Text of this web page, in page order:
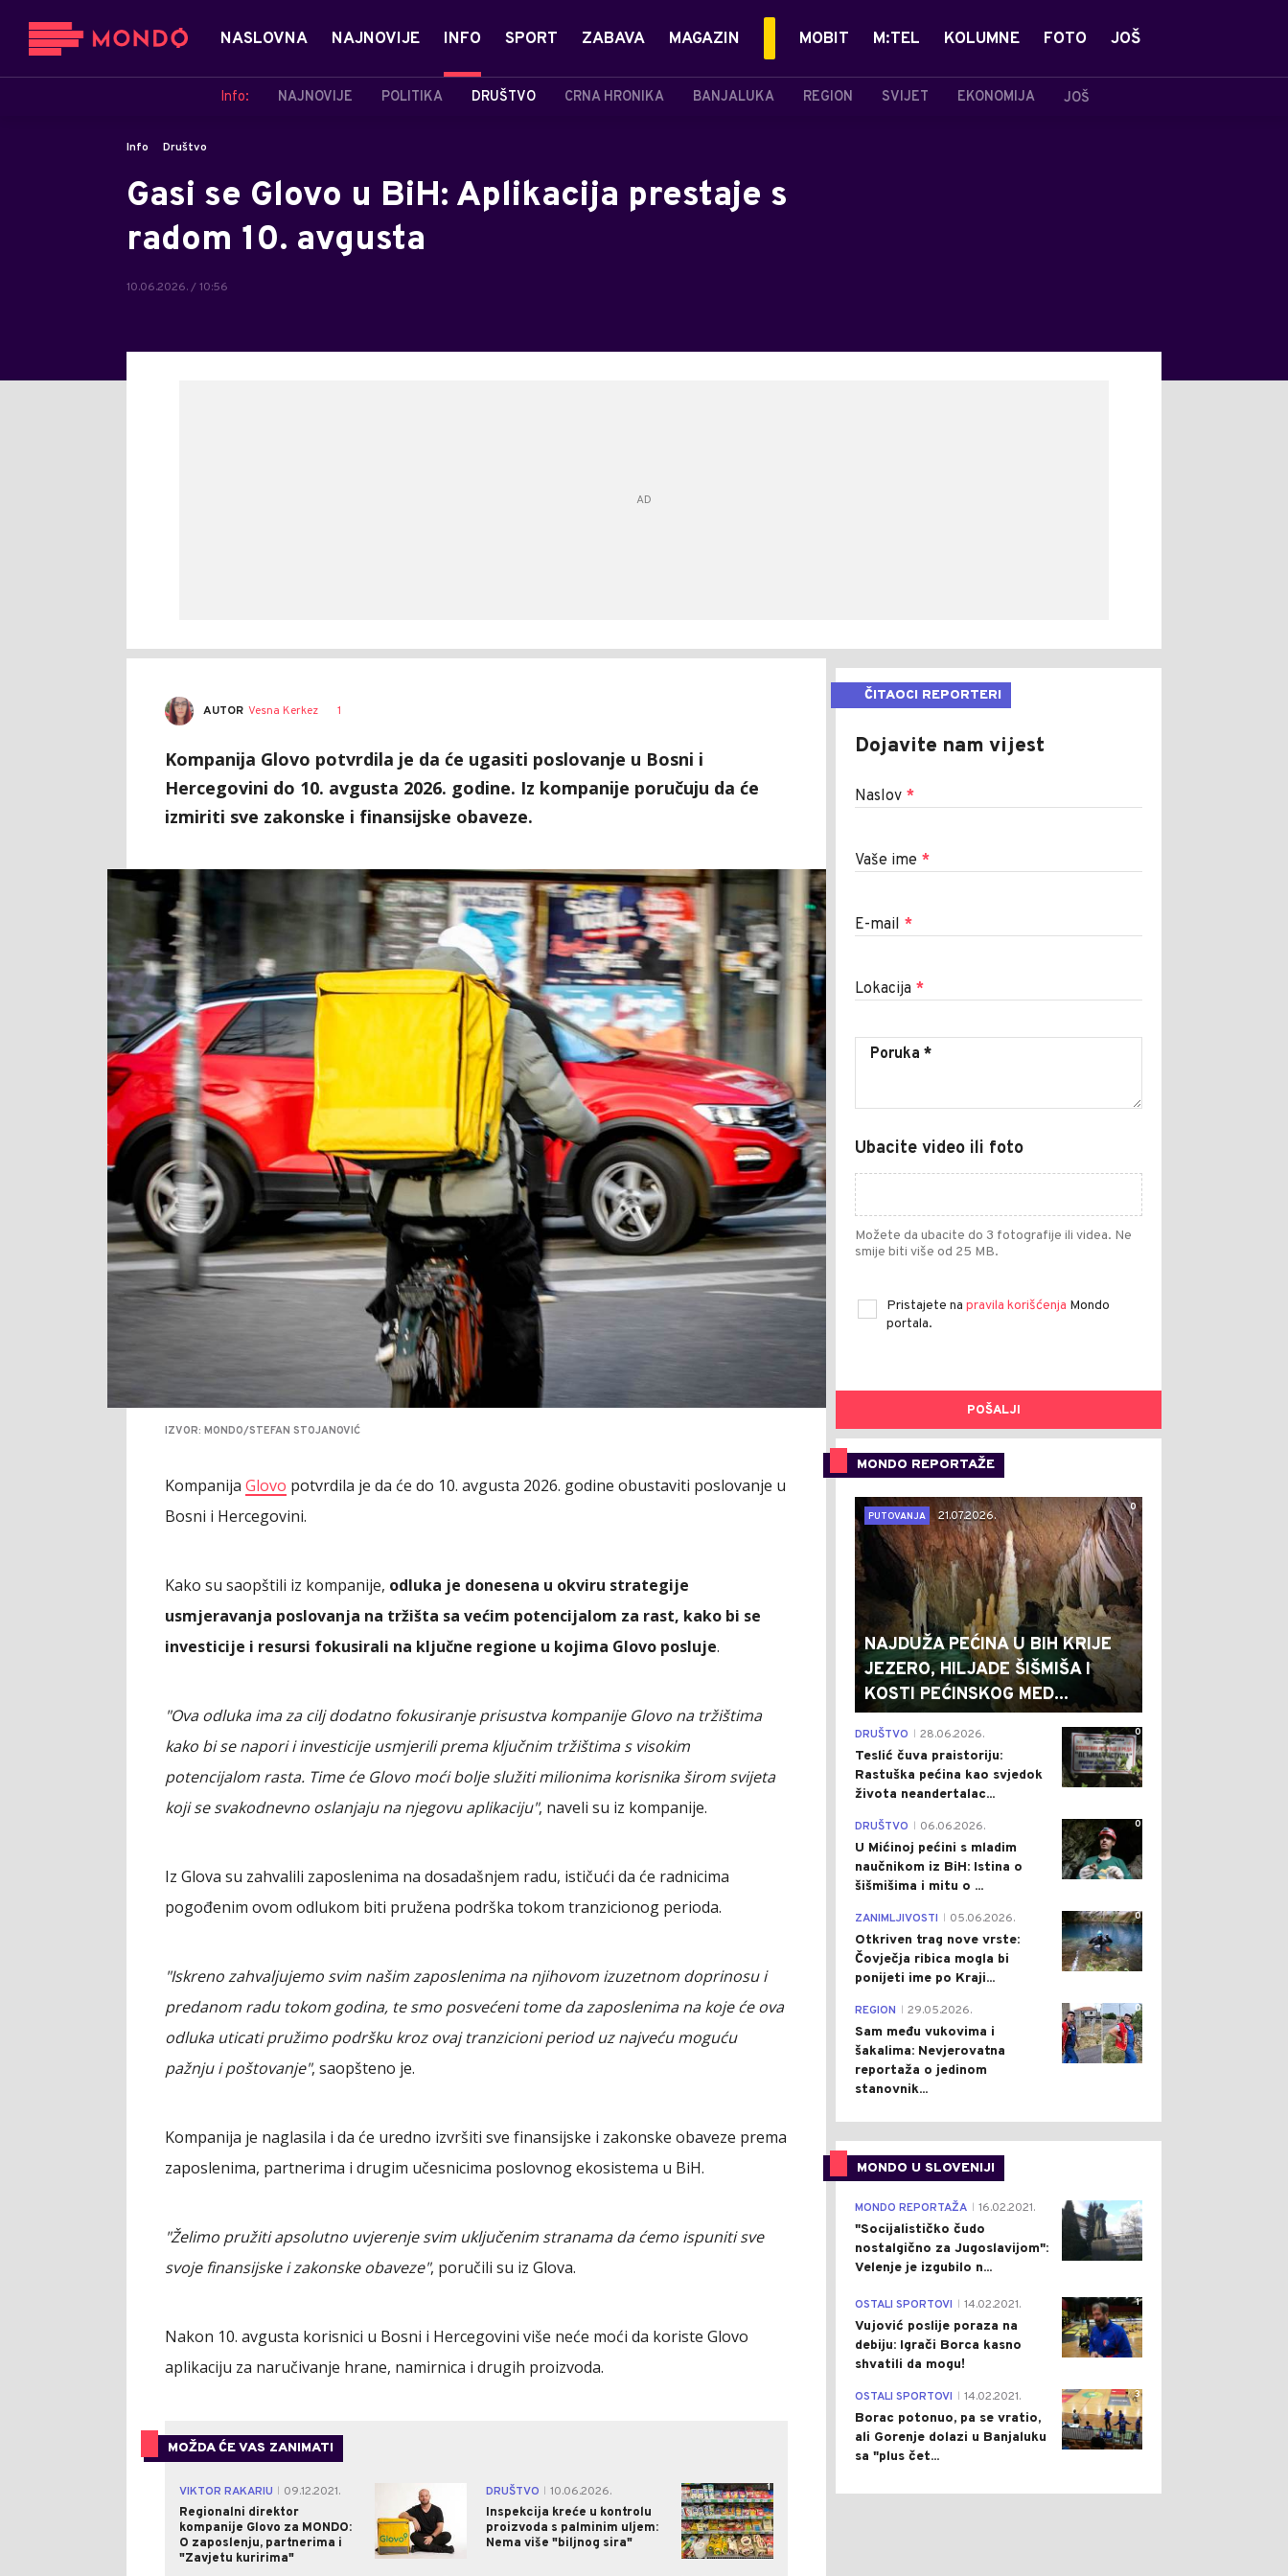
NASLOVNA NAJNOVIJE INFO
Info: NAJNOVIJE POLITIKA DRUŠTVO CRNA HRONIKA BANJALUKA REGION SVIJET EKONOMIJA JOŠ
SPORT ZABAVA MAGAZIN MOBIT M:TEL KOLUMNE FOTO JOŠ
Info Društvo
Gasi se Glovo u BiH: Aplikacija prestaje s
radom 10. avgusta
10.06.2026. / 10:56
AUTOR Vesna Kerkez 1
Kompanija Glovo potvrdila je da će ugasiti poslovanje u Bosni i
Hercegovini do 10. avgusta 2026. godine. Iz kompanije poručuju da će
izmiriti sve zakonske i finansijske obaveze.
IZVOR: MONDO/STEFAN STOJANOVIĆ
Kompanija Glovo potvrdila je da će do 10. avgusta 2026. godine obustaviti poslovanje u
Bosni i Hercegovini.
Kako su saopštili iz kompanije, odluka je donesena u okviru strategije
usmjeravanja poslovanja na tržišta sa većim potencijalom za rast, kako bi se
investicije i resursi fokusirali na ključne regione u kojima Glovo posluje.
"Ova odluka ima za cilj dodatno fokusiranje prisustva kompanije Glovo na tržištima
kako bi se napori i investicije usmjerili prema ključnim tržištima s visokim
potencijalom rasta. Time će Glovo moći bolje služiti milionima korisnika širom svijeta
koji se svakodnevno oslanjaju na njegovu aplikaciju", naveli su iz kompanije.
Iz Glova su zahvalili zaposlenima na dosadašnjem radu, ističući da će radnicima
pogođenim ovom odlukom biti pružena podrška tokom tranzicionog perioda.
"Iskreno zahvaljujemo svim našim zaposlenima na njihovom izuzetnom doprinosu i
predanom radu tokom godina, te smo posvećeni tome da zaposlenima na koje će ova
odluka uticati pružimo podršku kroz ovaj tranzicioni period uz najveću moguću
pažnju i poštovanje", saopšteno je.
Kompanija je naglasila i da će uredno izvršiti sve finansijske i zakonske obaveze prema
zaposlenima, partnerima i drugim učesnicima poslovnog ekosistema u BiH.
"Želimo pružiti apsolutno uvjerenje svim uključenim stranama da ćemo ispuniti sve
svoje finansijske i zakonske obaveze", poručili su iz Glova.
Nakon 10. avgusta korisnici u Bosni i Hercegovini više neće moći da koriste Glovo
aplikaciju za naručivanje hrane, namirnica i drugih proizvoda.
MOŽDA ĆE VAS ZANIMATI
VIKTOR RAKARIU
09.12.2021.
Regionalni direktor
kompanije Glovo za MONDO:
O zaposlenju, partnerima i
"Zavjetu kuririma"
DRUŠTVO
10.06.2026.
Inspekcija kreće u kontrolu
proizvoda s palminim uljem:
Nema više "biljnog sira"
1
ČITAOCI REPORTERI
Dojavite nam vijest
Naslov *
Vaše ime *
E-mail *
Lokacija *
Ubacite video ili foto
Možete da ubacite do 3 fotografije ili videa. Ne
smije biti više od 25 MB.
Pristajete na pravila korišćenja Mondo
portala.
POŠALJI
MONDO REPORTAŽE
0
PUTOVANJA
21.07.2026.
NAJDUŽA PEĆINA U BIH KRIJE
JEZERO, HILJADE ŠIŠMIŠA I
KOSTI PEĆINSKOG MED...
0
DRUŠTVO 28.06.2026.
Teslić čuva praistoriju:
Rastuška pećina kao svjedok
života neandertalac...
0
DRUŠTVO 06.06.2026.
U Mićinoj pećini s mladim
naučnikom iz BiH: Istina o
šišmišima i mitu o ...
0
ZANIMLJIVOSTI 05.06.2026.
Otkriven trag nove vrste:
Čovječja ribica mogla bi
ponijeti ime po Kraji...
0
REGION 29.05.2026.
Sam među vukovima i
šakalima: Nevjerovatna
reportaža o jedinom
stanovnik...
MONDO U SLOVENIJI
4
MONDO REPORTAŽA 16.02.2021.
"Socijalističko čudo
nostalgično za Jugoslavijom":
Velenje je izgubilo n...
1
OSTALI SPORTOVI 14.02.2021.
Vujović poslije poraza na
debiju: Igrači Borca kasno
shvatili da mogu!
3
OSTALI SPORTOVI 14.02.2021.
Borac potonuo, pa se vratio,
ali Gorenje dolazi u Banjaluku
sa "plus čet...